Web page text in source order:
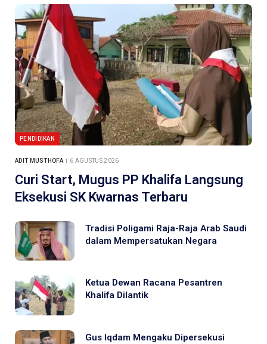
PENDIDIKAN
ADIT MUSTHOFA 6 AGUSTUS 2026
Curi Start, Mugus PP Khalifa Langsung
Eksekusi SK Kwarnas Terbaru
Tradisi Poligami Raja-Raja Arab Saudi
dalam Mempersatukan Negara
Ketua Dewan Racana Pesantren
Khalifa Dilantik
Gus Iqdam Mengaku Dipersekusi